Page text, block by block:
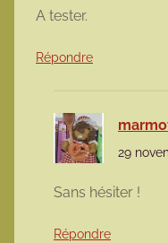
A tester.
Répondre
29
Sans hésiter !
Répondre